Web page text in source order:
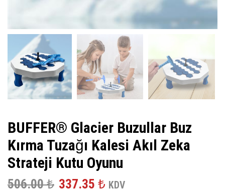
BUFFER® Glacier Buzullar Buz
Kırma Tuzağı Kalesi Akıl Zeka
Strateji Kutu Oyunu
506.00₺ Orijinal
337.35 ₺ Şu
KDV